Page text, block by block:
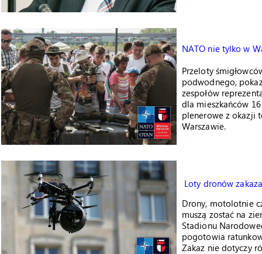
NATO nie tylko w
Przeloty
podwodnego,
zespołów
dla mieszkańców
plenerowe z okazji
Warszawie.
Loty dronów
Drony, motolotnie
muszą zostać na
Stadionu
pogotowia
Zakaz nie dotyczy